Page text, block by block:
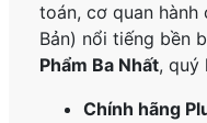
toán, cơ quan hành
Bản) nổi tiếng bền
Phẩm Ba Nhất, quý
Chính hãng